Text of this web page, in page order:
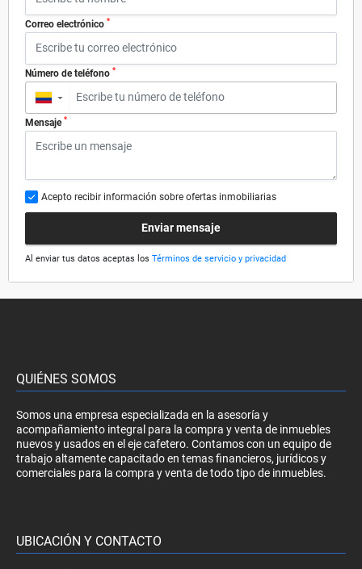
Correo electrónico *
Número de teléfono *
▼
Mensaje *
Acepto recibir información sobre ofertas inmobiliarias
Enviar mensaje
Al enviar tus datos aceptas los Términos de servicio y privacidad
QUIÉNES SOMOS
Somos una empresa especializada en la asesoría y
acompañamiento integral para la compra y venta de inmuebles
nuevos y usados en el eje cafetero. Contamos con un equipo de
trabajo altamente capacitado en temas financieros, jurídicos y
comerciales para la compra y venta de todo tipo de inmuebles.
UBICACIÓN Y CONTACTO